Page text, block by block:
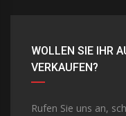
WOLLEN SIE IHR
VERKAUFEN?
Rufen Sie uns an,